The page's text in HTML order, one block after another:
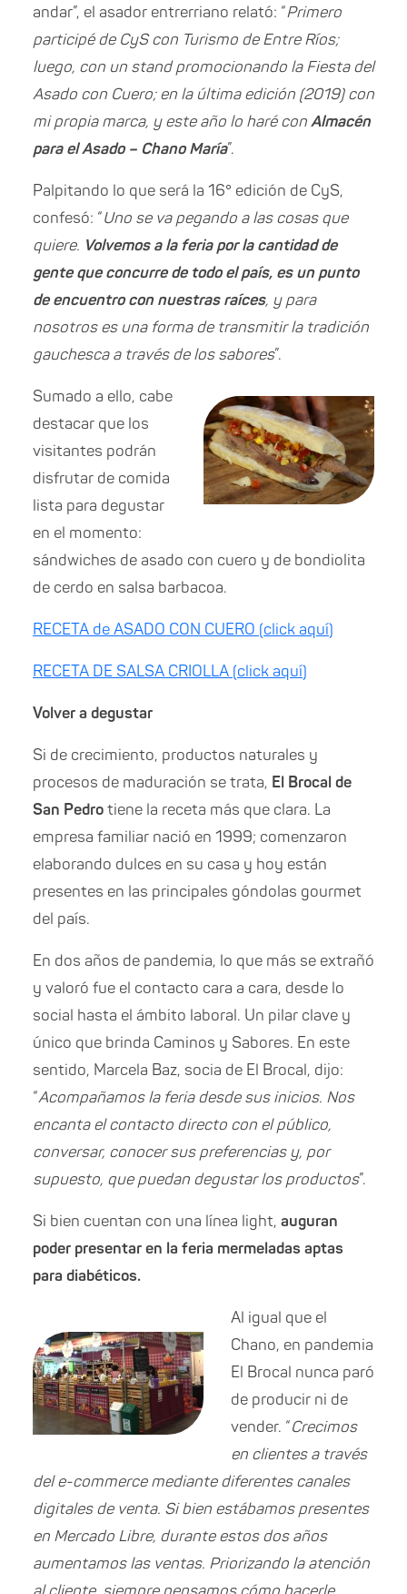
andar”, el asador entrerriano relató: “Primero
participé de CyS con Turismo de Entre Ríos;
luego, con un stand promocionando la Fiesta del
Asado con Cuero; en la última edición (2019) con
mi propia marca, y este año lo haré conAlmacén
para el Asado – Chano María”.
Palpitando lo que será la 16° edición de CyS,
confesó: “Uno se va pegando a las cosas que
quiere. Volvemos a la feria por la cantidad de
gente que concurre de todo el país, es un punto
de encuentro con nuestras raíces, y para
nosotros es una forma de transmitir la tradición
gauchesca a través de los sabores”.
Sumado a ello, cabe
destacar que los
visitantes podrán
disfrutar de comida
lista para degustar
en el momento:
sándwiches de asado con cuero y de bondiolita
de cerdo en salsa barbacoa.
RECETA de ASADO CON CUERO (click aquí)
RECETA DE SALSA CRIOLLA (click aquí)
Volver a degustar
Si de crecimiento, productos naturales y
procesos de maduración se trata, El Brocal de
San Pedrotiene la receta más que clara. La
empresa familiar nació en 1999; comenzaron
elaborando dulces en su casa y hoy están
presentes en las principales góndolas gourmet
del país.
En dos años de pandemia, lo que más se extrañó
y valoró fue el contacto cara a cara, desde lo
social hasta el ámbito laboral. Un pilar clave y
único que brinda Caminos y Sabores. En este
sentido, Marcela Baz, socia de El Brocal, dijo:
“Acompañamos la feria desde sus inicios. Nos
encanta el contacto directo con el público,
conversar, conocer sus preferencias y, por
supuesto, que puedan degustar los productos”.
Si bien cuentan con una línea light, auguran
poder presentar en la feria mermeladas aptas
para diabéticos.
Al igual que el
Chano, en pandemia
El Brocal nunca paró
de producir ni de
vender. “Crecimos
en clientes a través
del e-commerce mediante diferentes canales
digitales de venta. Si bien estábamos presentes
en Mercado Libre, durante estos dos años
aumentamos las ventas. Priorizando la atención